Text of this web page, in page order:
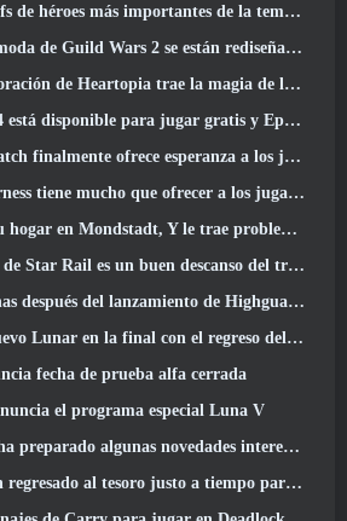
héroes más importantes de la temporada 6.5
2 se están rediseñando según los comentarios de los jugadores
Heartopia trae la magia de la amistad de My Little Pony
para jugar gratis y Epic no demandará a nadie por ello
finalmente ofrece esperanza a los jugadores
mucho que ofrecer a los jugadores, particularmente divertido
Y le trae problemas en la actualización Luna V de Genshin Impact
Star Rail es un buen descanso del trauma
lanzamiento de Highguard, Wildlight Entertainment anuncia despidos
en la final con el regreso del 'Modo Bank It'
fecha de prueba alfa cerrada
el programa especial Luna V
novedades interesantes para celebrar el Año Nuevo Lunar en Warframe
al tesoro justo a tiempo para la temporada del amor